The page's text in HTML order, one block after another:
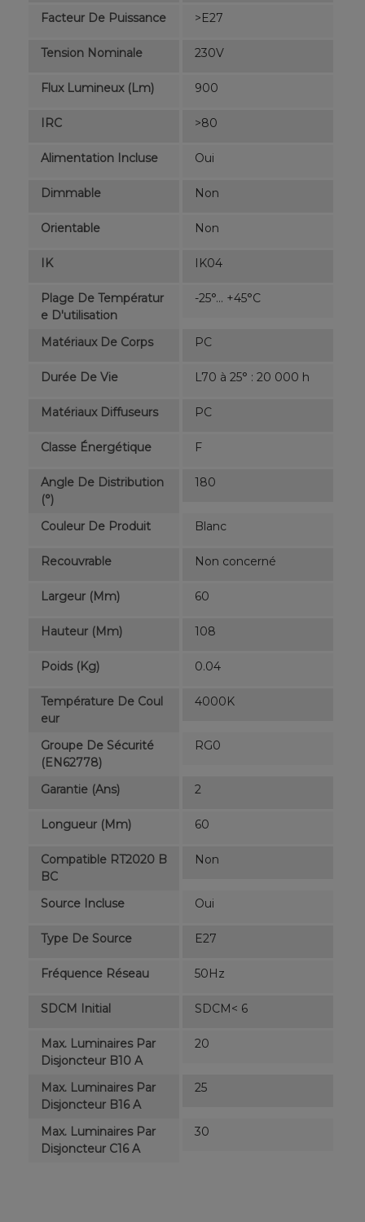
Facteur De Puissance >E27
Tension Nominale 230V
Flux Lumineux (lm) 900
IRC >80
Alimentation Incluse Oui
Dimmable Non
Orientable Non
IK IK04
Plage De Températur
E D'utilisation
-25°... +45°C
Matériaux De Corps PC
Durée De Vie L70 à 25° : 20 000 h
Matériaux Diffuseurs PC
Classe Énergétique F
Angle De Distribution
(°)
180
Couleur De Produit Blanc
Recouvrable Non concerné
Largeur (mm) 60
Hauteur (mm) 108
Poids (kg) 0.04
Température De Coul
Eur
4000K
Groupe De Sécurité
(EN62778)
RG0
Garantie (ans) 2
Longueur (mm) 60
Compatible RT2020 B
BC
Non
Source Incluse Oui
Type De Source E27
Fréquence Réseau 50Hz
SDCM Initial SDCM< 6
Max. Luminaires Par
Disjoncteur B10 A
20
Max. Luminaires Par
Disjoncteur B16 A
25
Max. Luminaires Par
Disjoncteur C16 A
30